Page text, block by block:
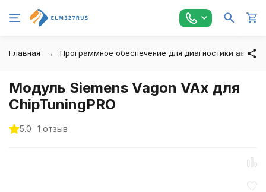
Главная Программное обеспечение для диагностики
Модуль Siemens Vagon VAx для
ChipTuningPRO
5.0 1 отзыв